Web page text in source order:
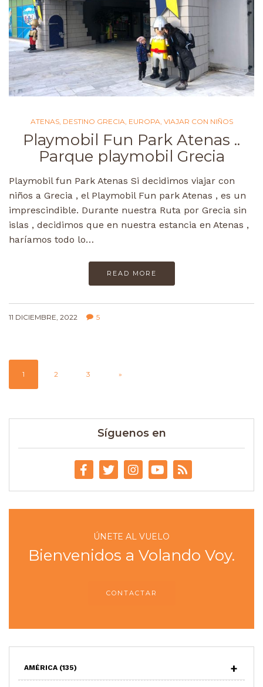
ATENAS, DESTINO GRECIA EUROPA VIAJAR CON NIÑOS
Playmobil Fun Park Atenas ..
Parque playmobil Grecia
Playmobil fun Park Atenas Si decidimos viajar con
niños a Grecia , el Playmobil Fun park Atenas , es un
imprescindible. Durante nuestra Ruta por Grecia sin
islas , decidimos que en nuestra estancia en Atenas ,
haríamos todo lo…
READ MORE
11 DICIEMBRE, 2022 5
1 2 3 »
Síguenos en
ÚNETE AL VUELO
Bienvenidos a Volando Voy.
CONTACTAR
AMÉRICA (135)